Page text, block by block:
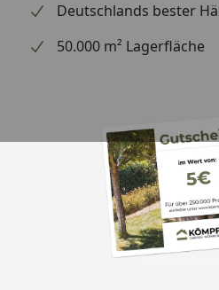
Deutschlands bester
50.000 m² Lagerfläche